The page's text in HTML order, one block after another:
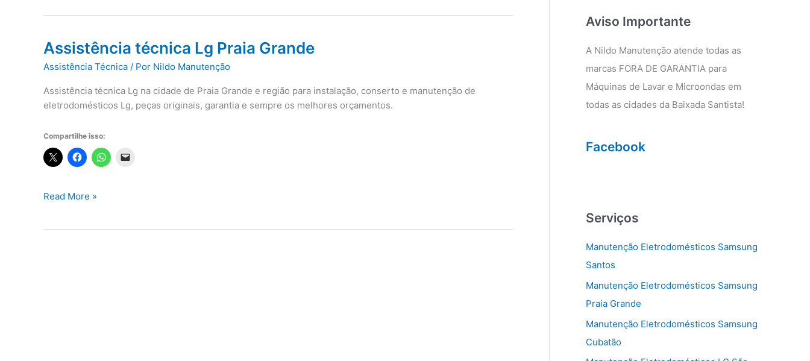
Assistência técnica Lg Praia Grande
Assistência Técnica / Por Nildo Manutenção
Assistência técnica Lg na cidade de Praia Grande e região para instalação, conserto e manutenção de
eletrodomésticos Lg, peças originais, garantia e sempre os melhores orçamentos.
Compartilhe isso:
Assistência
Read More »
a k
Aviso Importante
A Nildo Manutenção atende todas as
marcas FORA DE GARANTIA para
Máquinas de Lavar e Microondas em
todas as cidades da Baixada Santista!
Facebook
Serviços
Manutenção Eletrodomésticos Samsung
Santos
Manutenção Eletrodomésticos Samsung
Praia Grande
Manutenção Eletrodomésticos Samsung
Cubatão